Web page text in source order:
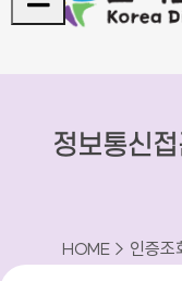
정보통신
HOME > 인증조